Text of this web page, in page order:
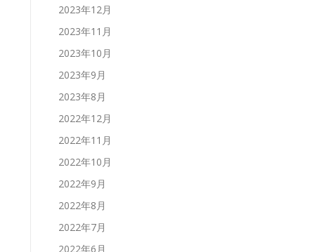
2023年12月
2023年11月
2023年10月
2023年9月
2023年8月
2022年12月
2022年11月
2022年10月
2022年9月
2022年8月
2022年7月
2022年6月